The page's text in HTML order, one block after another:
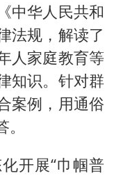
中华人民共和
法规，解读了
人家庭教育等
知识。针对群
案例，用通俗
开展“巾帼普